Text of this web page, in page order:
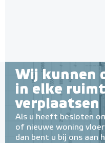
Wij kunnen
in elke
verplaatsen
Als u heeft besloten
of nieuwe woning
dan bent u bij ons aan